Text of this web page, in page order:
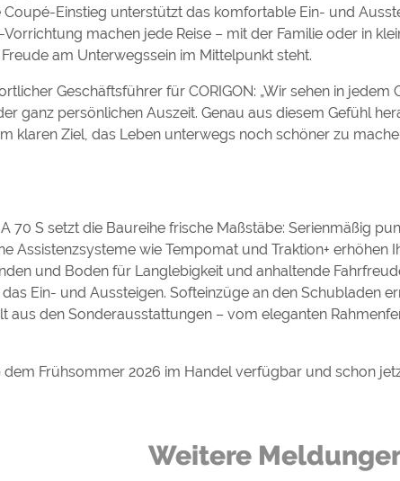
Coupé-Einstieg unterstützt das komfortable Ein- und
machen jede Reise – mit der Familie oder in
am Unterwegssein im Mittelpunkt steht.
Geschäftsführer für CORIGON: „Wir sehen in
ganz persönlichen Auszeit. Genau aus diesem Gefühl
klaren Ziel, das Leben unterwegs noch schöner zu
70 S setzt die Baureihe frische Maßstäbe: Serienmäßig
Assistenzsysteme wie Tempomat und Traktion+ erhöhen
und Boden für Langlebigkeit und anhaltende
Ein- und Aussteigen. Softeinzüge an den Schubladen
aus den Sonderausstattungen – vom eleganten
dem Frühsommer 2026 im Handel verfügbar und schon
Weitere